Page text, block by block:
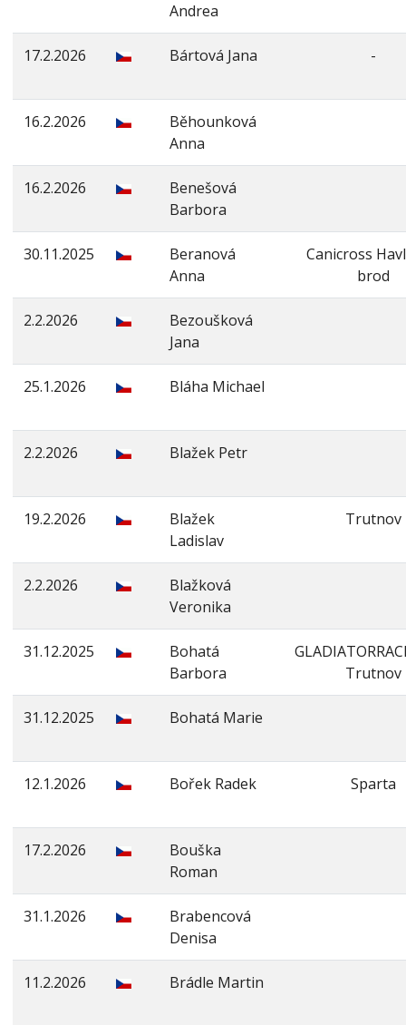
Andrea
17.2.2026 Bártová Jana -
16.2.2026
Běhounková
Anna
16.2.2026
Benešová
Barbora
30.11.2025
Beranová
Anna
Canicross
brod
2.2.2026
Bezoušková
Jana
25.1.2026 Bláha Michael
2.2.2026 Blažek Petr
19.2.2026
Blažek
Ladislav
Trutnov
2.2.2026
Blažková
Veronika
31.12.2025
Bohatá
Barbora
Trutnov
31.12.2025 Bohatá Marie
12.1.2026 Bořek Radek Sparta
17.2.2026
Bouška
Roman
31.1.2026
Brabencová
Denisa
11.2.2026 Brádle Martin